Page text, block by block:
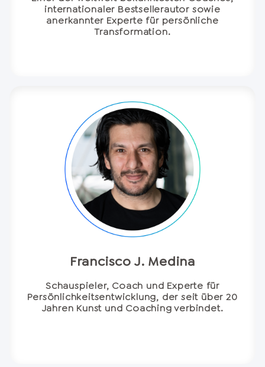
internationaler Bestsellerautor sowie
anerkannter Experte für persönliche
Transformation.
Francisco J. Medina
Schauspieler, Coach und Experte für
Persönlichkeitsentwicklung, der seit über 20
Jahren Kunst und Coaching verbindet.